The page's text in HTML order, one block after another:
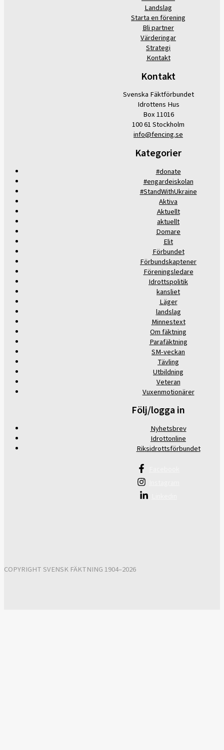
Landslag
Starta en förening
Bli partner
Värderingar
Strategi
Kontakt
Kontakt
Svenska Fäktförbundet
Idrottens Hus
Box 11016
100 61 Stockholm
info@fencing.se
Kategorier
#donate
#engardeiskolan
#StandWithUkraine
Aktiva
Aktuellt
aktuellt
Domare
Elit
Förbundet
Förbundskaptener
Föreningsledare
Idrottspolitik
kansliet
Läger
landslag
Minnestext
Om fäktning
Parafäktning
SM-veckan
Tävling
Utbildning
Veteran
Vuxenmotionärer
Följ/logga in
Nyhetsbrev
Idrottonline
Riksidrottsförbundet
COPYRIGHT SVENSK FÄKTNING 1904–2026